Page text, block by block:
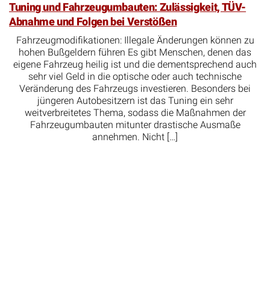
Tuning und Fahrzeugumbauten: Zulässigkeit, TÜV-
Abnahme und Folgen bei Verstößen
Fahrzeugmodifikationen: Illegale Änderungen können zu
hohen Bußgeldern führen Es gibt Menschen, denen das
eigene Fahrzeug heilig ist und die dementsprechend auch
sehr viel Geld in die optische oder auch technische
Veränderung des Fahrzeugs investieren. Besonders bei
jüngeren Autobesitzern ist das Tuning ein sehr
weitverbreitetes Thema, sodass die Maßnahmen der
Fahrzeugumbauten mitunter drastische Ausmaße
annehmen. Nicht […]